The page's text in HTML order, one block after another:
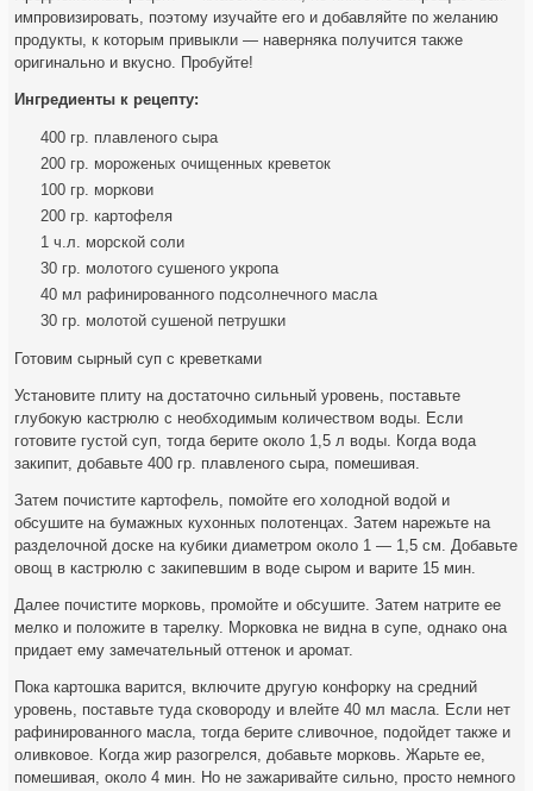
импровизировать, поэтому изучайте его и добавляйте по желанию
продукты, к которым привыкли — наверняка получится также
оригинально и вкусно. Пробуйте!
Ингредиенты к рецепту:
400 гр. плавленого сыра
200 гр. мороженых очищенных креветок
100 гр. моркови
200 гр. картофеля
1 ч.л. морской соли
30 гр. молотого сушеного укропа
40 мл рафинированного подсолнечного масла
30 гр. молотой сушеной петрушки
Готовим сырный суп с креветками
Установите плиту на достаточно сильный уровень, поставьте
глубокую кастрюлю с необходимым количеством воды. Если
готовите густой суп, тогда берите около 1,5 л воды. Когда вода
закипит, добавьте 400 гр. плавленого сыра, помешивая.
Затем почистите картофель, помойте его холодной водой и
обсушите на бумажных кухонных полотенцах. Затем нарежьте на
разделочной доске на кубики диаметром около 1 — 1,5 см. Добавьте
овощ в кастрюлю с закипевшим в воде сыром и варите 15 мин.
Далее почистите морковь, промойте и обсушите. Затем натрите ее
мелко и положите в тарелку. Морковка не видна в супе, однако она
придает ему замечательный оттенок и аромат.
Пока картошка варится, включите другую конфорку на средний
уровень, поставьте туда сковороду и влейте 40 мл масла. Если нет
рафинированного масла, тогда берите сливочное, подойдет также и
оливковое. Когда жир разогрелся, добавьте морковь. Жарьте ее,
помешивая, около 4 мин. Но не зажаривайте сильно, просто немного